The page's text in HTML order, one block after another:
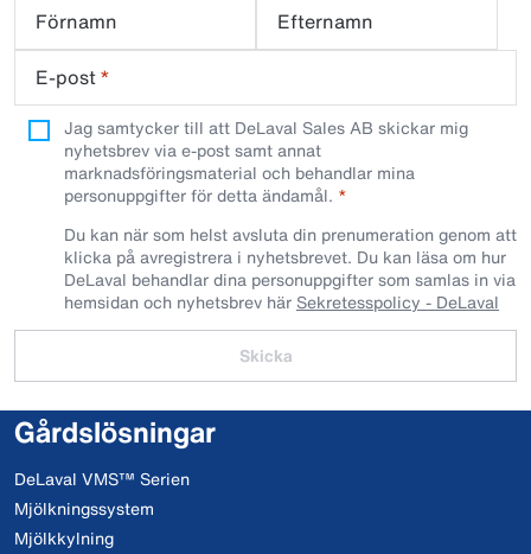
Förnamn
Efternamn
E-post*
Jag samtycker till att DeLaval Sales AB skickar mig
nyhetsbrev via e-post samt annat
marknadsföringsmaterial och behandlar mina
personuppgifter för detta ändamål.
Du kan när som helst avsluta din prenumeration genom att
klicka på avregistrera i nyhetsbrevet. Du kan läsa om hur
DeLaval behandlar dina personuppgifter som samlas in via
hemsidan och nyhetsbrev här Sekretesspolicy - DeLaval
Skicka
Gårdslösningar
DeLaval VMS™ Serien
Mjölkningssystem
Mjölkkylning